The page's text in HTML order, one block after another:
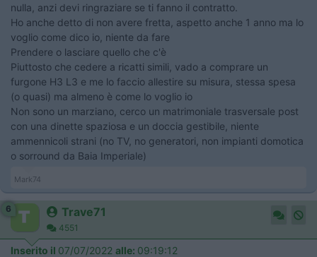
nulla, anzi devi ringraziare se ti fanno il contratto.
Ho anche detto di non avere fretta, aspetto anche 1 anno ma lo
voglio come dico io, niente da fare
Prendere o lasciare quello che c'è
Piuttosto che cedere a ricatti simili, vado a comprare un
furgone H3 L3 e me lo faccio allestire su misura, stessa spesa
(o quasi) ma almeno è come lo voglio io
Non sono un marziano, cerco un matrimoniale trasversale post
con una dinette spaziosa e un doccia gestibile, niente
ammennicoli strani (no TV, no generatori, non impianti domotica
o sorround da Baia Imperiale)
Mark74
6 Trave71
4551
Inserito il 07/07/2022 alle: 09:19:12